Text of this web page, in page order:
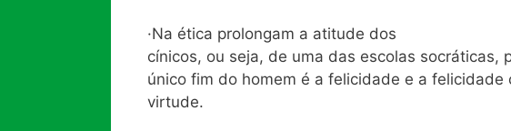
·Na ética prolongam a atitude dos
cínicos, ou seja, de uma das escolas socráticas,
único fim do homem é a felicidade e a felicidade
virtude.